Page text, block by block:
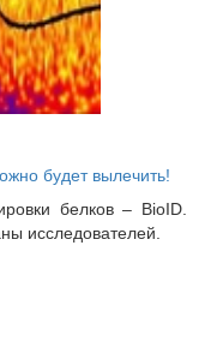
будет вылечить!
белков – BioID.
исследователей.